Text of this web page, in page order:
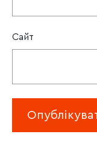
Сайт